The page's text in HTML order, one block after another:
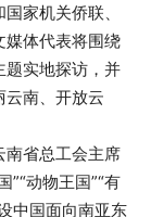
家机关侨联、
媒体代表将围绕
题实地探访，并
云南、开放云
省总工会主席
”“动物王国”“有
中国面向南亚东